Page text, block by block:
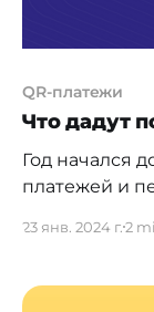
QR-платежи
Что дадут
Год начался
платежей и
при
Хотелось бы
23 янв. 2024 г.2